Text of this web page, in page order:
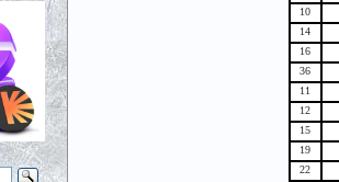
10
14
16
36
11
12
15
19
22